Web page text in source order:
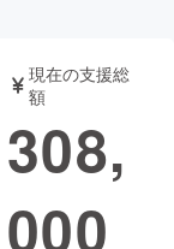
書籍・雑誌
チャレンジ
現在の支援総
額
308,
000